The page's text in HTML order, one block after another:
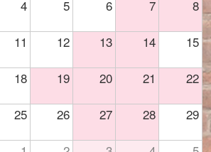
4 5 6 7 8
11 12 13 14 15
18 19 20 21 22
25 26 27 28 29